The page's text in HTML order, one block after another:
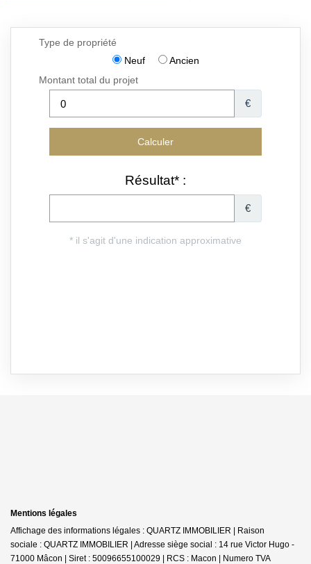
Mentions légales
Affichage des informations légales : QUARTZ IMMOBILIER | Raison
sociale : QUARTZ IMMOBILIER | Adresse siège social : 14 rue Victor Hugo -
71000 Mâcon | Siret : 50096655100029 | RCS : Macon | Numero TVA